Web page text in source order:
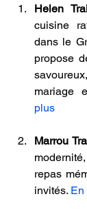
Helen
cuisine
dans le
propose
mariage
plus
Marrou
repas
invités. En